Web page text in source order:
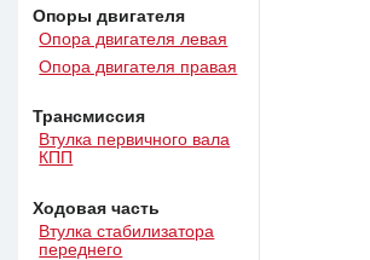
Опоры двигателя
Опора двигателя левая
Опора двигателя правая
Трансмиссия
Втулка первичного вала
КПП
Ходовая часть
Втулка стабилизатора
переднего